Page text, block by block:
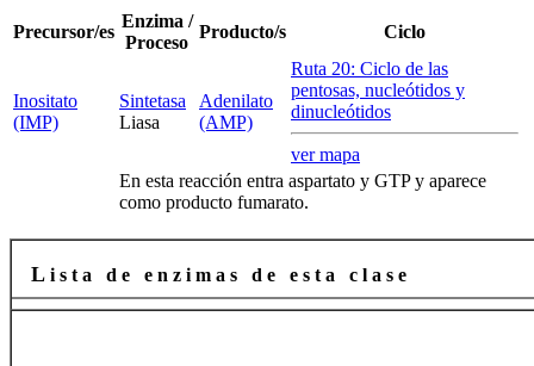
Precursor/es
Enzima /
Proceso
Producto/s Ciclo
Inositato
(IMP)
Sintetasa
Liasa
Adenilato
(AMP)
Ruta 20: Ciclo de las
pentosas, nucleótidos y
dinucleótidos
ver mapa
En esta reacción entra aspartato y GTP y aparece
como producto fumarato.
L i s t a d e e n z i m a s d e e s t a c l a s e